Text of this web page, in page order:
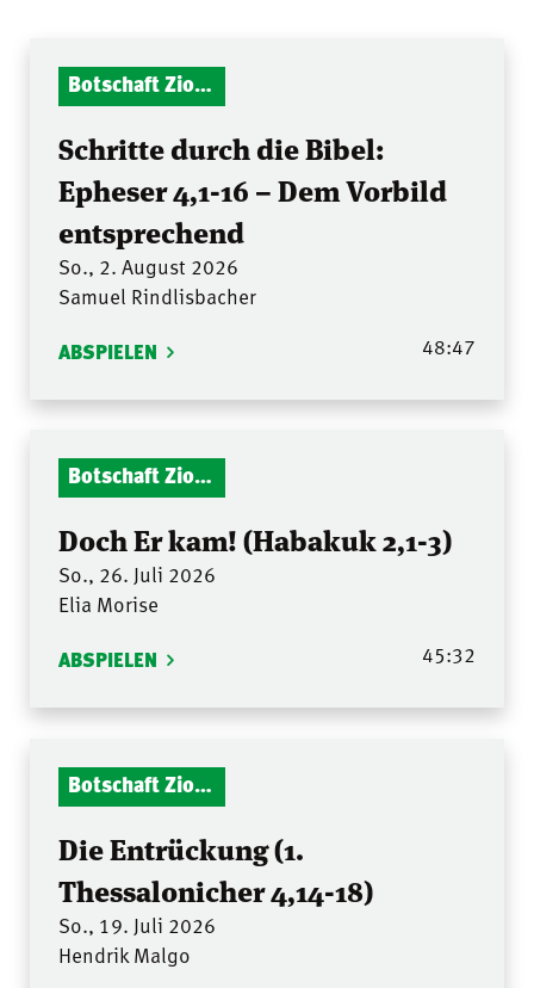
Botschaft Zionshalle
Schritte durch die Bibel:
Epheser 4,1-16 – Dem Vorbild
entsprechend
So., 2. August 2026
Samuel Rindlisbacher
ABSPIELEN 48:47
Botschaft Zionshalle
Doch Er kam! (Habakuk 2,1-3)
So., 26. Juli 2026
Elia Morise
ABSPIELEN 45:32
Botschaft Zionshalle
Die Entrückung (1.
Thessalonicher 4,14-18)
So., 19. Juli 2026
Hendrik Malgo